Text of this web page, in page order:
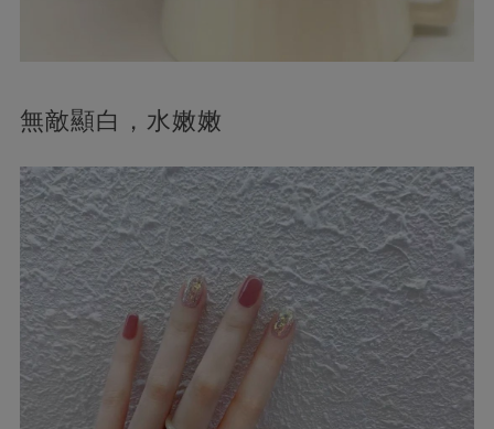
無敵顯白，水嫩嫩